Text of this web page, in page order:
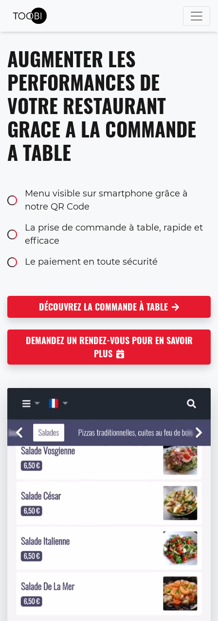
AUGMENTER LES
PERFORMANCES DE
VOTRE RESTAURANT
GRACE A LA COMMANDE
A TABLE
Menu visible sur smartphone grâce à
notre QR Code
La prise de commande à table, rapide et
efficace
Le paiement en toute sécurité
DÉCOUVREZ LA COMMANDE À TABLE
DEMANDEZ UN RENDEZ-VOUS POUR EN SAVOIR
PLUS